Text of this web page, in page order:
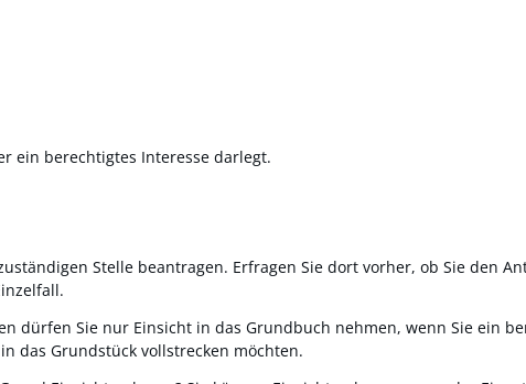
ein berechtigtes Interesse darlegt.
Stelle beantragen. Erfragen Sie dort vorher, ob Sie den
dürfen Sie nur Einsicht in das Grundbuch nehmen, wenn Sie ein
das Grundstück vollstrecken möchten.